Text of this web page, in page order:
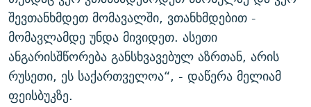
შევთანხმდეთ მომავალში, ვთანხმდებით -
მომავლამდე უნდა მივიდეთ. ასეთი
ანგარისშწორება განსხვავებულ აზრთან, არის
რუსეთი, ეს საქართველოა“, - დაწერა მელიამ
ფეისბუკზე.